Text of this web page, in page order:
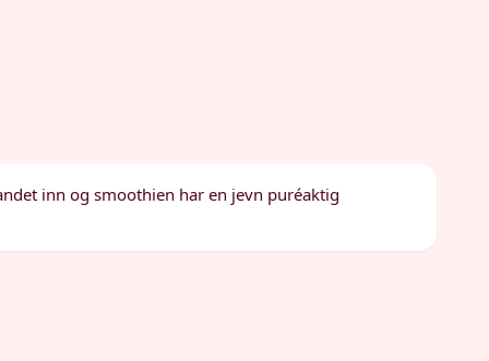
inn og smoothien har en jevn puréaktig